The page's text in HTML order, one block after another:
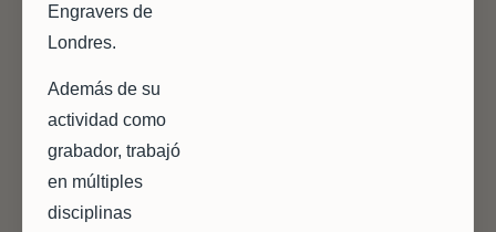
Engravers de
Londres.
Además de su
actividad como
grabador, trabajó
en múltiples
disciplinas